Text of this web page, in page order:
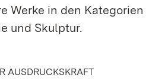
Werke in den Kategorien
und Skulptur.
AUSDRUCKSKRAFT